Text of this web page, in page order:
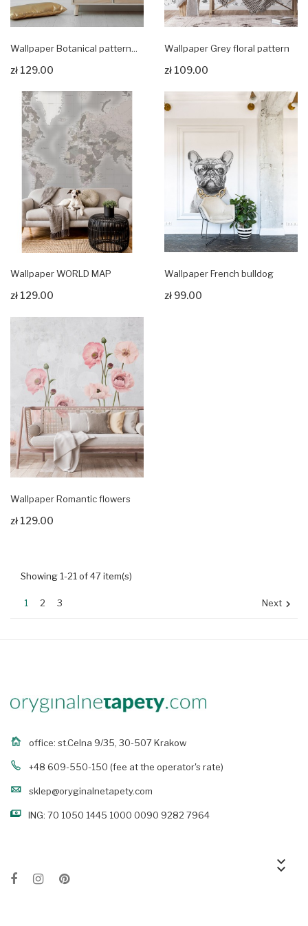
Wallpaper Botanical pattern...
zł 129.00
Zobacz produkt
Wallpaper Grey floral pattern
zł 109.00
Zobacz produkt
Wallpaper WORLD MAP
zł 129.00
Zobacz produkt
Wallpaper French bulldog
zł 99.00
Zobacz produkt
Wallpaper Romantic flowers
zł 129.00
Zobacz produkt
Showing 1-21 of 47 item(s)
1 2 3 Next 
office: st.Celna 9/35, 30-507 Krakow
+48 609-550-150 (fee at the operator's rate)
sklep@oryginalnetapety.com
ING: 70 1050 1445 1000 0090 9282 7964
keyboard_arrow_down
keyboard_arrow_down